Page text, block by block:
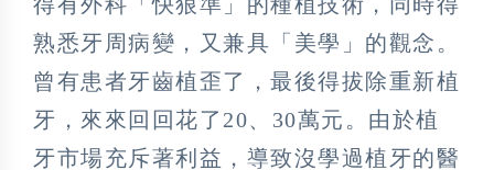
熟悉牙周病變，又兼具「美學」的觀念。
曾有患者牙齒植歪了，最後得拔除重新植
牙，來來回回花了20、30萬元。由於植
牙市場充斥著利益，導致沒學過植牙的醫